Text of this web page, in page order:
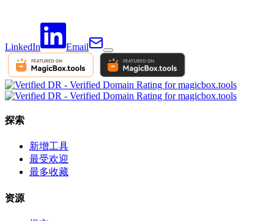
LinkedIn Email
探索
新增工具
最受欢迎
最多收藏
资源